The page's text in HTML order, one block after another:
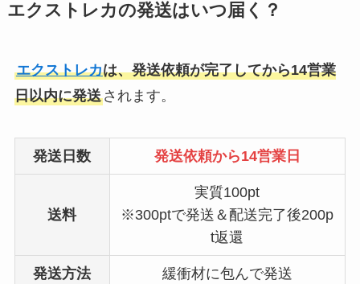
エクストレカの発送はいつ届く？
エクストレカは、発送依頼が完了してから14営業
日以内に発送されます。
発送日数 発送依頼から14営業日
送料
実質100pt
※300ptで発送＆配送完了後200p
t返還
発送方法 緩衝材に包んで発送